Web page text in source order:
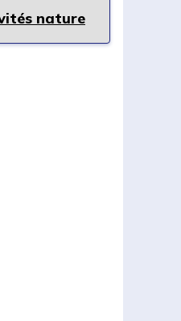
nature